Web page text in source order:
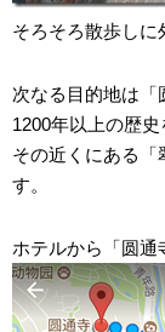
そろそろ散歩しに
次なる目的地は「
1200年以上の歴
その近くにある「
す。
ホテルから「圆通